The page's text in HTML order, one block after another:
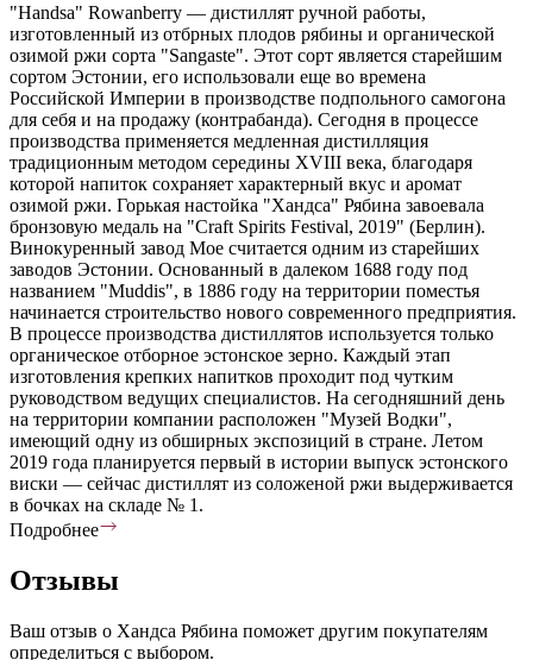
"Handsa" Rowanberry — дистиллят ручной работы,
изготовленный из отбрных плодов рябины и органической
озимой ржи сорта "Sangaste". Этот сорт является старейшим
сортом Эстонии, его использовали еще во времена
Российской Империи в производстве подпольного самогона
для себя и на продажу (контрабанда). Сегодня в процессе
производства применяется медленная дистилляция
традиционным методом середины XVIII века, благодаря
которой напиток сохраняет характерный вкус и аромат
озимой ржи. Горькая настойка "Хандса" Рябина завоевала
бронзовую медаль на "Craft Spirits Festival, 2019" (Берлин).
Винокуренный завод Moe считается одним из старейших
заводов Эстонии. Основанный в далеком 1688 году под
названием "Muddis", в 1886 году на территории поместья
начинается строительство нового современного предприятия.
В процессе производства дистиллятов используется только
органическое отборное эстонское зерно. Каждый этап
изготовления крепких напитков проходит под чутким
руководством ведущих специалистов. На сегодняшний день
на территории компании расположен "Музей Водки",
имеющий одну из обширных экспозиций в стране. Летом
2019 года планируется первый в истории выпуск эстонского
виски — сейчас дистиллят из соложеной ржи выдерживается
в бочках на складе № 1.
Подробнее
Отзывы
Ваш отзыв о Хандса Рябина поможет другим покупателям
определиться с выбором.